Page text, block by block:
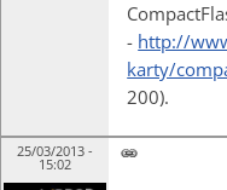
- http://
karty/
200).
25/03/2013 -
15:02